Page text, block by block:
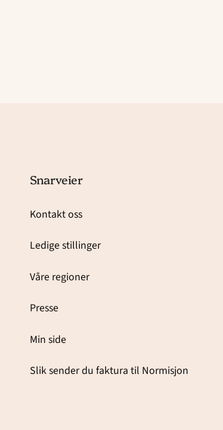
Snarveier
Kontakt oss
Ledige stillinger
Våre regioner
Presse
Min side
Slik sender du faktura til Normisjon